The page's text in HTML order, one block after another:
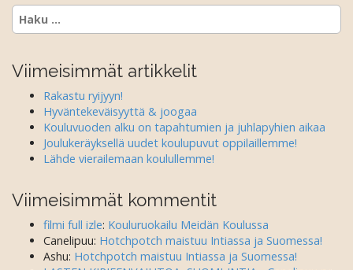
Haku:
Viimeisimmät artikkelit
Rakastu ryijyyn!
Hyväntekeväisyyttä & joogaa
Kouluvuoden alku on tapahtumien ja juhlapyhien aikaa
Joulukeräyksellä uudet koulupuvut oppilaillemme!
Lähde vierailemaan koulullemme!
Viimeisimmät kommentit
filmi full izle: Kouluruokailu Meidän Koulussa
Canelipuu: Hotchpotch maistuu Intiassa ja Suomessa!
Ashu: Hotchpotch maistuu Intiassa ja Suomessa!